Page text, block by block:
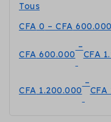
Tous
CFA 0 – CFA 600.000
CFA 600.000
–
CFA
CFA 1.200.000
–
CFA